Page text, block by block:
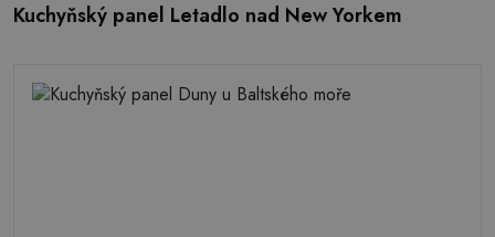
Kuchyňský panel Letadlo nad New Yorkem